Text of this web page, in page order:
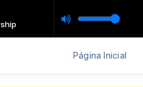
com Pr. Helon e Missionária Leila
Página Inicial